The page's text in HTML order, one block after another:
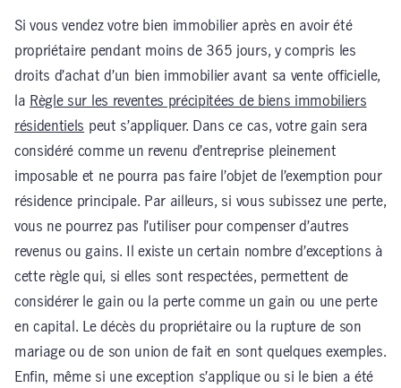
Si vous vendez votre bien immobilier après en avoir été
propriétaire pendant moins de 365 jours, y compris les
droits d’achat d’un bien immobilier avant sa vente officielle,
la Règle sur les reventes précipitées de biens immobiliers
résidentiels peut s’appliquer. Dans ce cas, votre gain sera
considéré comme un revenu d’entreprise pleinement
imposable et ne pourra pas faire l’objet de l’exemption pour
résidence principale. Par ailleurs, si vous subissez une perte,
vous ne pourrez pas l’utiliser pour compenser d’autres
revenus ou gains. Il existe un certain nombre d’exceptions à
cette règle qui, si elles sont respectées, permettent de
considérer le gain ou la perte comme un gain ou une perte
en capital. Le décès du propriétaire ou la rupture de son
mariage ou de son union de fait en sont quelques exemples.
Enfin, même si une exception s’applique ou si le bien a été